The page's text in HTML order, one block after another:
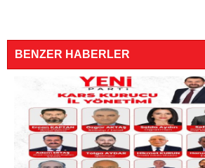
BENZER HABERLER